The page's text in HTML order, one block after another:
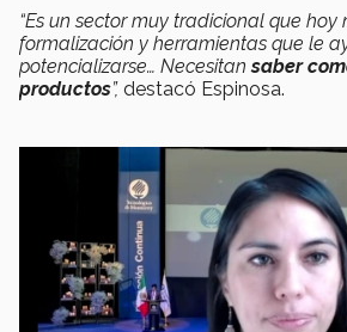
“Es un sector muy tradicional que hoy
formalización y herramientas que le
potencializarse… Necesitan saber
productos”, destacó Espinosa.